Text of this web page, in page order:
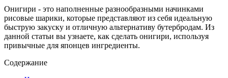
Онигири - это наполненные разнообразными начинками
рисовые шарики, которые представляют из себя идеальную
быструю закуску и отличную альтернативу бутербродам. Из
данной статьи вы узнаете, как сделать онигири, используя
привычные для японцев ингредиенты.
Содержание